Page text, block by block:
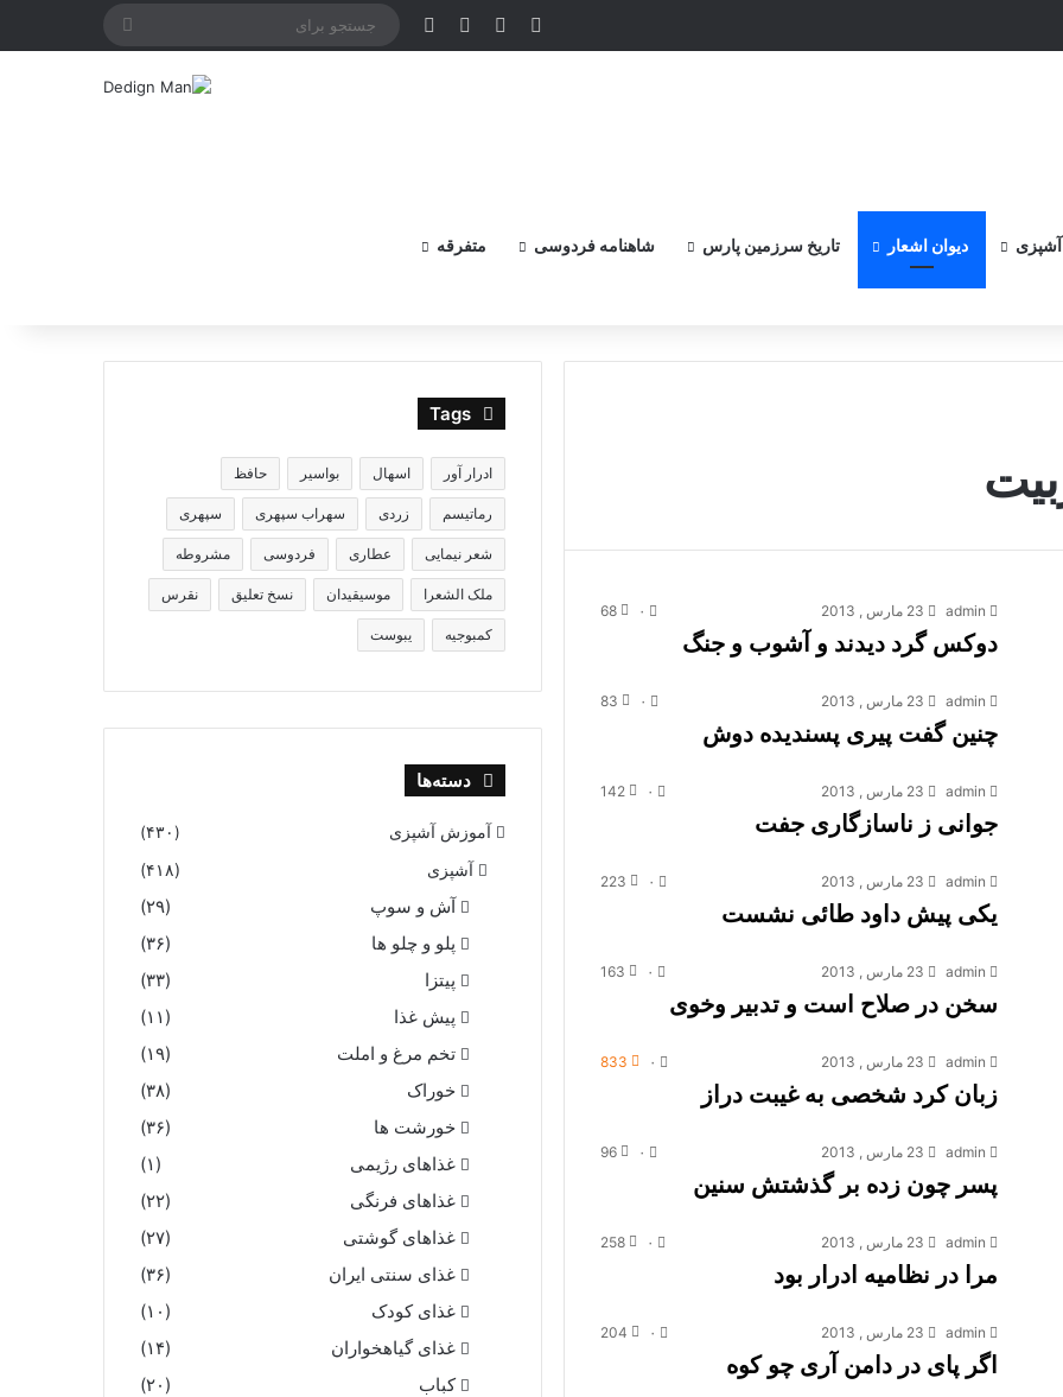
فیس بوک یوتیوب اینستاگرام
دیوان اشعار تاریخ سرزمین پارس شاهنامه فردوسی متفرقه
admin 23 مارس , 2013 ۰ 68
دوکس گرد دیدند و آشوب و جنگ
admin 23 مارس , 2013 ۰ 83
چنین گفت پیری پسندیده دوش
admin 23 مارس , 2013 ۰ 142
جوانی ز ناسازگاری جفت
admin 23 مارس , 2013 ۰ 223
یکی پیش داود طائی نشست
admin 23 مارس , 2013 ۰ 163
سخن در صلاح است و تدبیر وخوی
admin 23 مارس , 2013 ۰ 833
زبان کرد شخصی به غیبت دراز
admin 23 مارس , 2013 ۰ 96
پسر چون زده بر گذشتش سنین
admin 23 مارس , 2013 ۰ 258
مرا در نظامیه ادرار بود
admin 23 مارس , 2013 ۰ 204
اگر پای در دامن آری چو کوه
Tags
ادرار آور اسهال بواسیر حافظ
رماتیسم زردی سهراب سپهری سپهری
شعر نیمایی عطاری فردوسی مشروطه
ملک الشعرا موسیقیدان نسخ تعلیق نقرس
کمبوجیه یبوست
دسته‌ها
آموزش آشپزی (۴۳۰)
آشپزی (۴۱۸)
آش و سوپ
(۲۹)
پلو و چلو ها
(۳۶)
پیتزا
(۳۳)
پیش غذا
(۱۱)
تخم مرغ و املت
(۱۹)
خوراک
(۳۸)
خورشت ها
(۳۶)
غذاهای رژیمی
(۱)
غذاهای فرنگی
(۲۲)
غذاهای گوشتی
(۲۷)
غذای سنتی ایران
(۳۶)
غذای کودک
(۱۰)
غذای گیاهخواران
(۱۴)
کباب
(۲۰)